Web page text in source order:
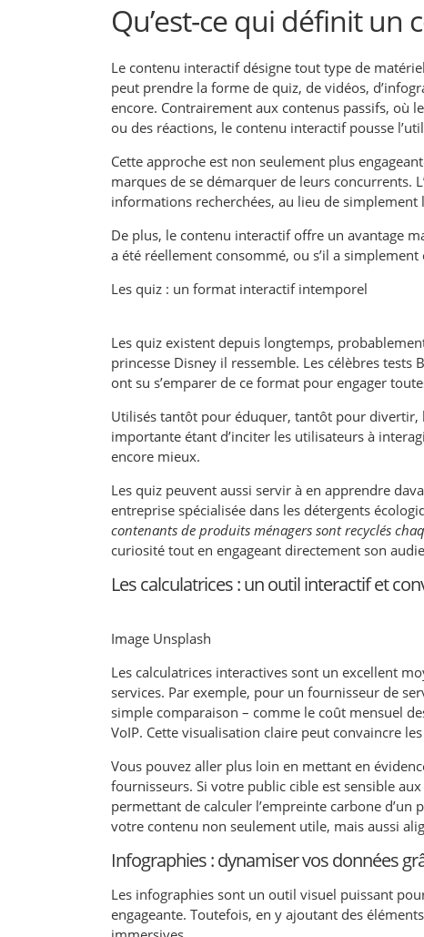
Qu’est-ce qui définit un
Le contenu interactif désigne tout type de
peut prendre la forme de quiz, de vidéos,
encore. Contrairement aux contenus passifs, où
ou des réactions, le contenu interactif pousse
Cette approche est non seulement plus
marques de se démarquer de leurs concurrents.
informations recherchées, au lieu de simplement
De plus, le contenu interactif offre un avantage
a été réellement consommé, ou s’il a simplement
Les quiz : un format interactif intemporel
Les quiz existent depuis longtemps,
princesse Disney il ressemble. Les célèbres
ont su s’emparer de ce format pour engager
Utilisés tantôt pour éduquer, tantôt pour
importante étant d’inciter les utilisateurs à
encore mieux.
Les quiz peuvent aussi servir à en apprendre
entreprise spécialisée dans les détergents
contenants de produits ménagers sont recyclés
curiosité tout en engageant directement son
Les calculatrices : un outil interactif et
Image Unsplash
Les calculatrices interactives sont un excellent
services. Par exemple, pour un fournisseur de
simple comparaison – comme le coût mensuel
VoIP. Cette visualisation claire peut convaincre
Vous pouvez aller plus loin en mettant en
fournisseurs. Si votre public cible est sensible
permettant de calculer l’empreinte carbone
votre contenu non seulement utile, mais aussi
Infographies : dynamiser vos données
Les infographies sont un outil visuel puissant
engageante. Toutefois, en y ajoutant des